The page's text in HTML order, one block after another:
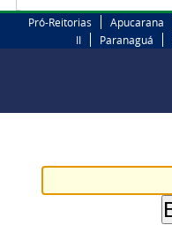
Pró-Reitorias Apucarana
II
Paranaguá